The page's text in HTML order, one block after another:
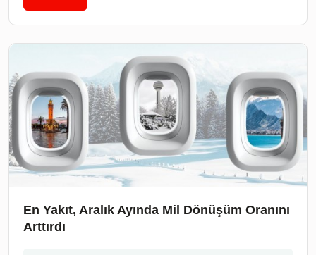
En Yakıt, Aralık Ayında Mil Dönüşüm Oranını
Arttırdı